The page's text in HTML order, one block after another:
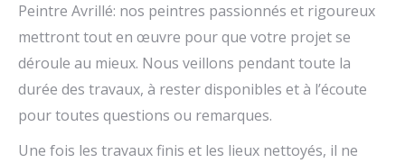
Peintre Avrillé: nos peintres passionnés et rigoureux
mettront tout en œuvre pour que votre projet se
déroule au mieux. Nous veillons pendant toute la
durée des travaux, à rester disponibles et à l’écoute
pour toutes questions ou remarques.
Une fois les travaux finis et les lieux nettoyés, il ne